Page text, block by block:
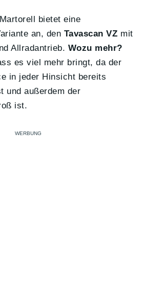
bietet eine
an, den Tavascan VZ mit
Allradantrieb. Wozu mehr?
es viel mehr bringt, da der
in jeder Hinsicht bereits
und außerdem der
ist.